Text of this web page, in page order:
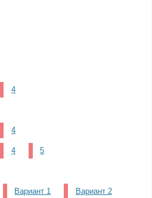
4
4
4 5
Вариант 1 Вариант 2